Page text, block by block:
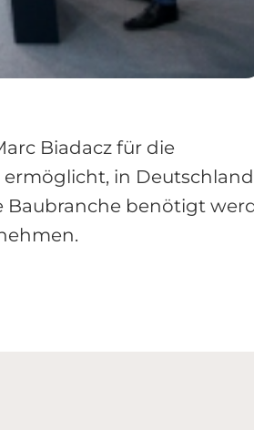
Biadacz für die
in
Baubranche benötigt